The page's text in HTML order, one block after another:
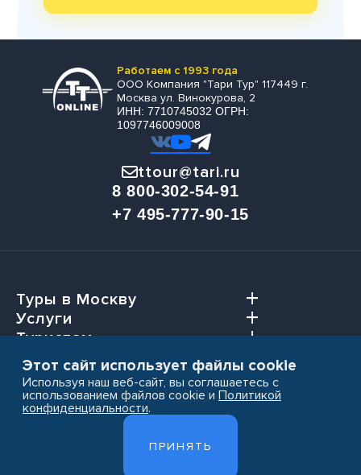
Работаем с 1993 года
ООО Компания "Тари Тур" 117449 г.
Москва ул. Винокурова, 2
ИНН: 7710745032 ОГРН:
1097746009008
ttour@tari.ru
8 800-302-54-91
+7 495-777-90-15
Туры в Москву
Услуги
Туристам
Агентствам
Политика конфиденциальности
Этот сайт использует файлы cookie
Используя наш веб-сайт, вы соглашаетесь с
использованием файлов cookie и Политикой
конфиденциальности.
ПРИНЯТЬ